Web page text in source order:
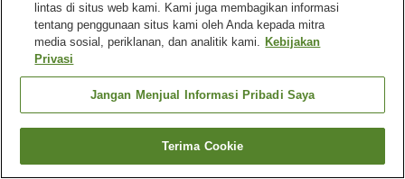
Fasilitas properti
Tempat parkir
Pemandian dengan
Beranda Jepang Shizuoka
Kota Kosai
Cari kamar
lintas di situs web kami. Kami juga membagikan informasi
tentang penggunaan situs kami oleh Anda kepada mitra
media sosial, periklanan, dan analitik kami. Kebijakan
Privasi
Jangan Menjual Informasi Pribadi Saya
Terima Cookie